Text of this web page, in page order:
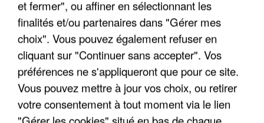
DE FAUNE SAUVAGE SONT...
et fermer", ou affiner en sélectionnant les
finalités et/ou partenaires dans "Gérer mes
choix". Vous pouvez également refuser en
cliquant sur "Continuer sans accepter". Vos
préférences ne s'appliqueront que pour ce site.
Vous pouvez mettre à jour vos choix, ou retirer
votre consentement à tout moment via le lien